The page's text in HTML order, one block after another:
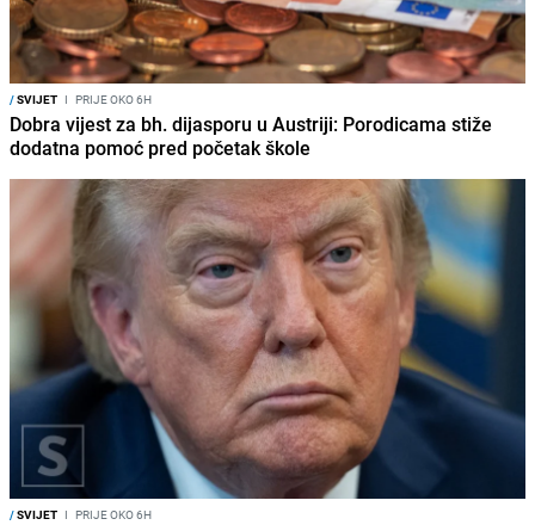
/SVIJET I PRIJE OKO 6H
Dobra vijest za bh. dijasporu u Austriji: Porodicama stiže
dodatna pomoć pred početak škole
/SVIJET I PRIJE OKO 6H